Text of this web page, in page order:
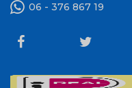
06 - 376 867 19